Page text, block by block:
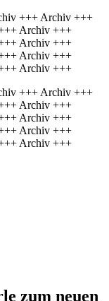
+++ Archiv +++
Archiv +++
Archiv +++
Archiv +++
Archiv +++
+++ Archiv +++
Archiv +++
Archiv +++
Archiv +++
Archiv +++
zum neuen